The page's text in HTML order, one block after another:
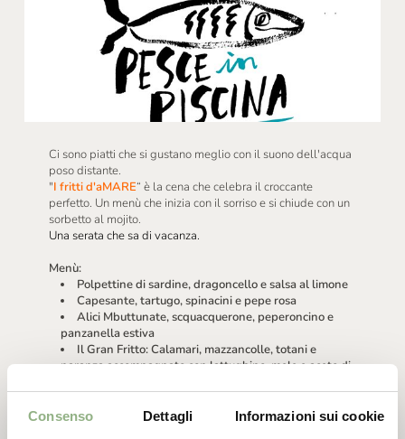
Consenso Dettagli Informazioni sui cookie
Ci sono piatti che si gustano meglio con il suono dell'acqua
poso distante.
"I fritti d'aMARE“ è la cena che celebra il croccante
perfetto. Un menù che inizia con il sorriso e si chiude con un
sorbetto al mojito.
Una serata che sa di vacanza.
Menù:
Polpettine di sardine, dragoncello e salsa al limone
Capesante, tartugo, spinacini e pepe rosa
Alici Mbuttunate, scquacquerone, peperoncino e
panzanella estiva
Il Gran Fritto: Calamari, mazzancolle, totani e
paranza accompagnato con lattughino, mele e aceto di